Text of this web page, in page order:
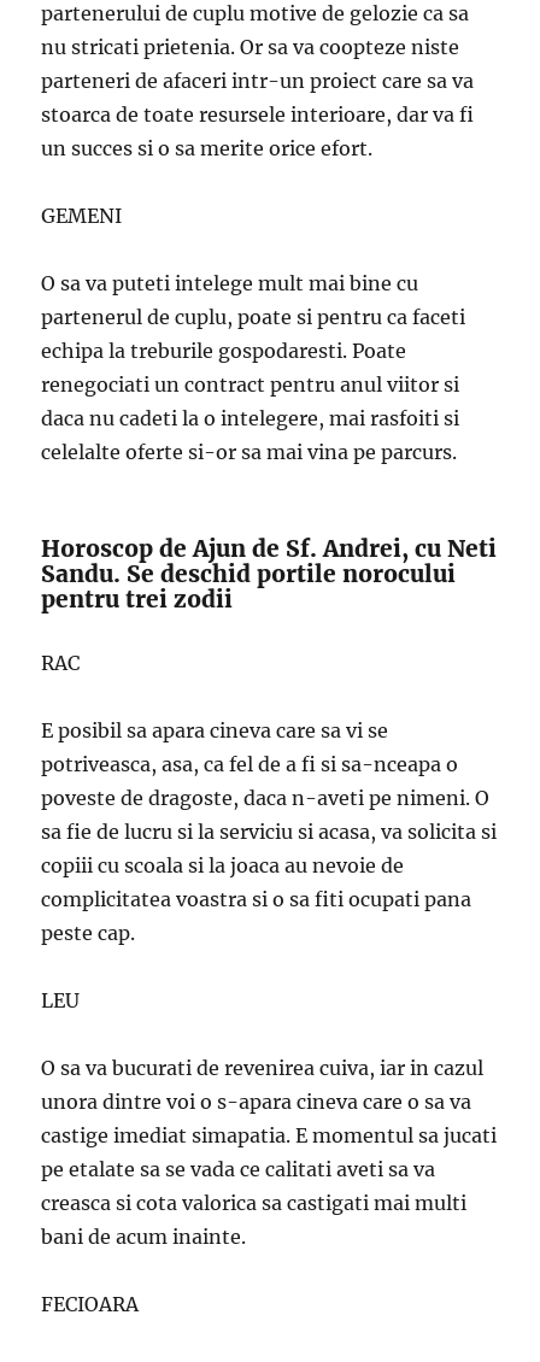
partenerului de cuplu motive de gelozie ca sa
nu stricati prietenia. Or sa va coopteze niste
parteneri de afaceri intr-un proiect care sa va
stoarca de toate resursele interioare, dar va fi
un succes si o sa merite orice efort.
GEMENI
O sa va puteti intelege mult mai bine cu
partenerul de cuplu, poate si pentru ca faceti
echipa la treburile gospodaresti. Poate
renegociati un contract pentru anul viitor si
daca nu cadeti la o intelegere, mai rasfoiti si
celelalte oferte si-or sa mai vina pe parcurs.
Horoscop de Ajun de Sf. Andrei, cu Neti
Sandu. Se deschid portile norocului
pentru trei zodii
RAC
E posibil sa apara cineva care sa vi se
potriveasca, asa, ca fel de a fi si sa-nceapa o
poveste de dragoste, daca n-aveti pe nimeni. O
sa fie de lucru si la serviciu si acasa, va solicita si
copiii cu scoala si la joaca au nevoie de
complicitatea voastra si o sa fiti ocupati pana
peste cap.
LEU
O sa va bucurati de revenirea cuiva, iar in cazul
unora dintre voi o s-apara cineva care o sa va
castige imediat simapatia. E momentul sa jucati
pe etalate sa se vada ce calitati aveti sa va
creasca si cota valorica sa castigati mai multi
bani de acum inainte.
FECIOARA